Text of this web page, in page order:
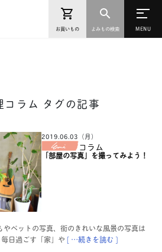
コラム タグの記事
2019.06.03（月）
コラム
「部屋の写真」を撮ってみよう！
ペットの写真、街のきれいな風景の写真は
日過ごす「家」や [ …続きを読む ]
お買いもの よみもの検索